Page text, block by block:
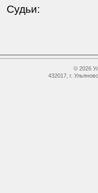
Судьи:
© 2026
432017, г.